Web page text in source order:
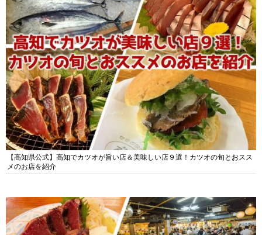
【高知県公式】高知でカツオが旨い店＆美味しい店９選！カツオの旬とおスス
メのお店を紹介